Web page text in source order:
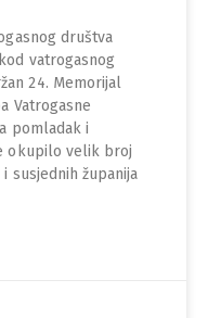
društva
vatrogasnog
24. Memorijal
Vatrogasne
pomladak i
okupilo velik broj
susjednih županija